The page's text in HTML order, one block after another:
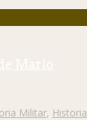
Mario
Militar, Historia